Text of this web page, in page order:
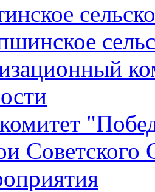
Советского